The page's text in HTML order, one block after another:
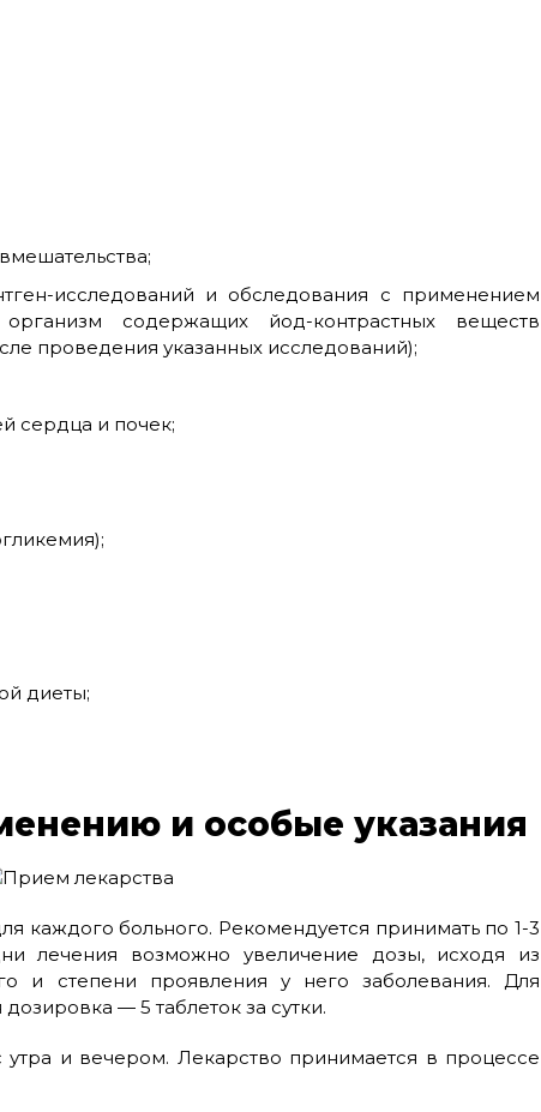
исследований и обследования с применением
содержащих йод-контрастных веществ
проведения указанных исследований);
сердца и почек;
диеты;
и особые указания
каждого больного. Рекомендуется принимать по 1-3
лечения возможно увеличение дозы, исходя из
и степени проявления у него заболевания. Для
— 5 таблеток за сутки.
и вечером. Лекарство принимается в процессе